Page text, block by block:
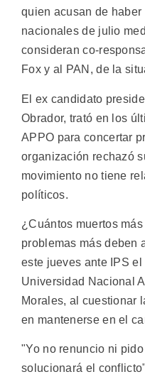
quien acusan de
nacionales de julio
consideran co-
Fox y al PAN, de la
El ex candidato
Obrador, trató en los
APPO para concertar
organización rechazó
movimiento no tiene
políticos.
¿Cuántos muertos
problemas más deben
este jueves ante IPS
Universidad Nacional
Morales, al cuestionar
en mantenerse en el
"Yo no renuncio ni
solucionará el